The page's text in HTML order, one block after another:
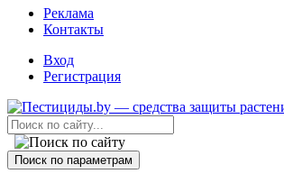
Реклама
Контакты
Вход
Регистрация
Поиск по параметрам